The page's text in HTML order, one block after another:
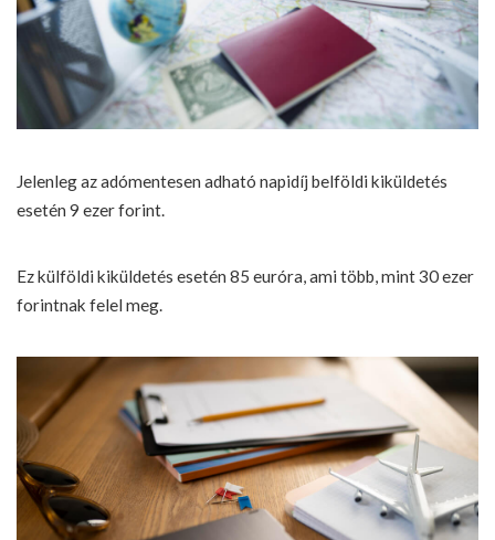
Jelenleg az adómentesen adható napidíj belföldi kiküldetés
esetén 9 ezer forint.
Ez külföldi kiküldetés esetén 85 euróra, ami több, mint 30 ezer
forintnak felel meg.